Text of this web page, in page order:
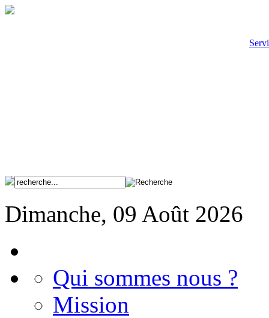
Dimanche, 09 Août 2026
Qui sommes nous ?
Mission